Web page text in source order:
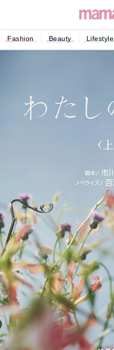
Fashion Beauty Lifestyle